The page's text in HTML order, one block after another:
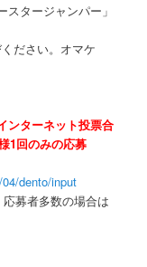
タージャンパー」
ださい。オマケ
ンターネット投票合
1回のみの応募
dento/input
募者多数の場合は